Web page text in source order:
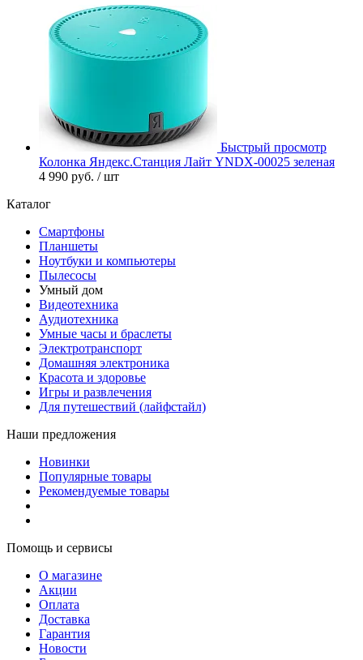
Быстрый просмотр
Колонка Яндекс.Станция Лайт YNDX-00025 зеленая
4 990 руб. / шт
Каталог
Смартфоны
Планшеты
Ноутбуки и компьютеры
Пылесосы
Умный дом
Видеотехника
Аудиотехника
Умные часы и браслеты
Электротранспорт
Домашняя электроника
Красота и здоровье
Игры и развлечения
Для путешествий (лайфстайл)
Наши предложения
Новинки
Популярные товары
Рекомендуемые товары
Помощь и сервисы
О магазине
Акции
Оплата
Доставка
Гарантия
Новости